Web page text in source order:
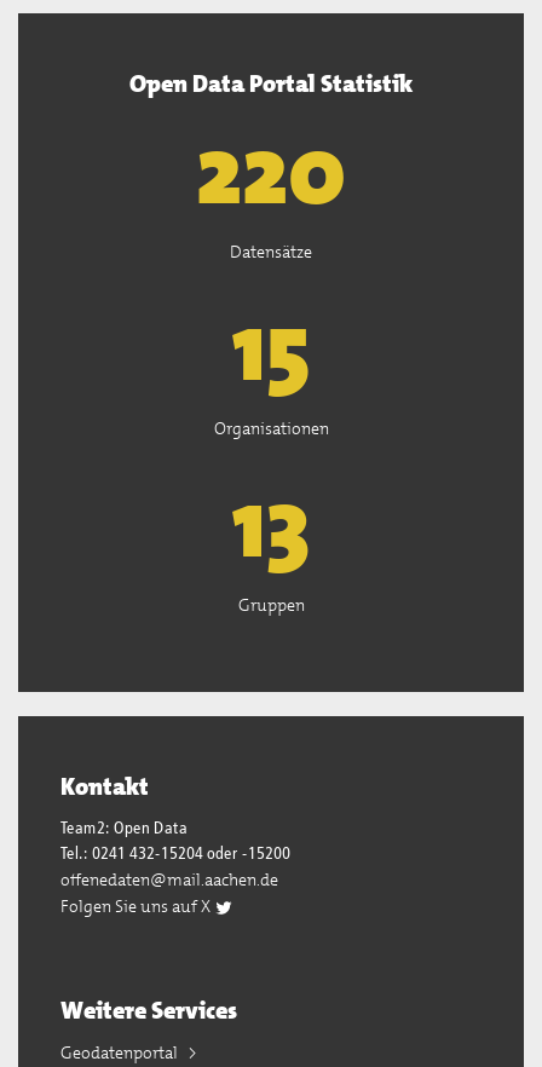
Open Data Portal Statistik
221
Datensätze
15
Organisationen
13
Gruppen
Kontakt
Team2: Open Data
Tel.: 0241 432-15204 oder -15200
offenedaten@mail.aachen.de
Folgen Sie uns auf X
Weitere Services
Geodatenportal